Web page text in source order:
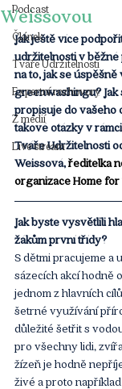
Podcast
Článek
Tváře Udržitelnosti
Expertní rozhovory
Z médií
Live stream
Weissovou
Jak ještě více
udržitelnosti v běžné
na to, jak se
greenwashingu?
propisuje do vašeho
takové otázky v
Tváře Udržitelnosti
Weissová, ředitelka
organizace Home
Jak byste vysvětlili
žákům první třídy?
S dětmi pracujeme a
sázecích akcí hodně
jednom z hlavních
šetrné využívání
důležité šetřit s
pro všechny lidi,
žízeň je hodně
živé a proto